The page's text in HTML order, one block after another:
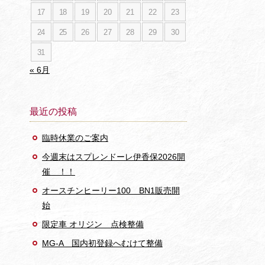
17 18 19 20 21 22 23
24 25 26 27 28 29 30
31
« 6月
最近の投稿
臨時休業のご案内
今週末はスプレンドーレ伊香保2026開
催 ！！
オースチンヒーリー100 BN1販売開
始
限定車 オリジン 点検整備
MG-A 国内初登録へむけて整備